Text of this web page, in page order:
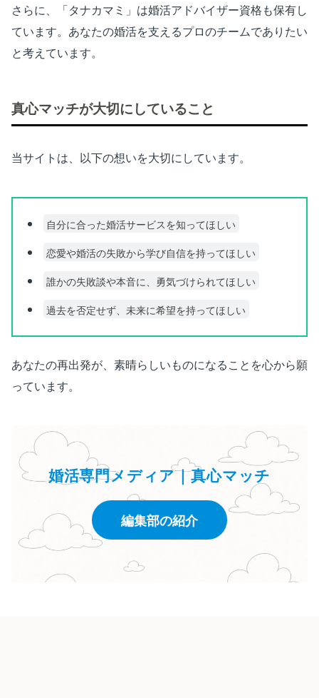
さらに、「タナカマミ」は婚活アドバイザー資格も保有し
ています。あなたの婚活を支えるプロのチームでありたい
と考えています。
真心マッチが大切にしていること
当サイトは、以下の想いを大切にしています。
自分に合った婚活サービスを知ってほしい
恋愛や婚活の失敗から学び自信を持ってほしい
誰かの失敗談や本音に、勇気づけられてほしい
過去を否定せず、未来に希望を持ってほしい
あなたの再出発が、素晴らしいものになることを心から願
っています。
婚活専門メディア｜真心マッチ
編集部の紹介